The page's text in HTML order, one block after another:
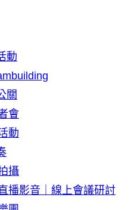
動
關
會
動
攝
播影音｜線上會議研討